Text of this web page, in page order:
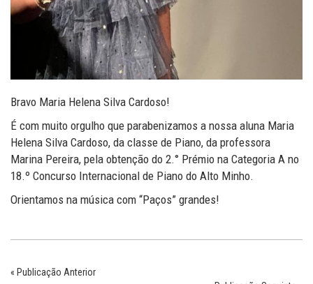
Bravo Maria Helena Silva Cardoso!
É com muito orgulho que parabenizamos a nossa aluna Maria
Helena Silva Cardoso, da classe de Piano, da professora
Marina Pereira, pela obtenção do 2.° Prémio na Categoria A no
18.º Concurso Internacional de Piano do Alto Minho.
Orientamos na música com “Paços” grandes!
« Publicação Anterior